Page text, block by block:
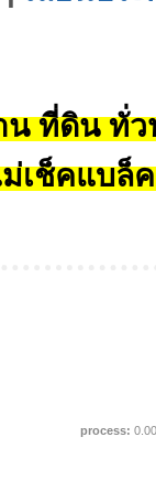
ที่ดิน ทั่ว
ม่เช็คแบล็
process: